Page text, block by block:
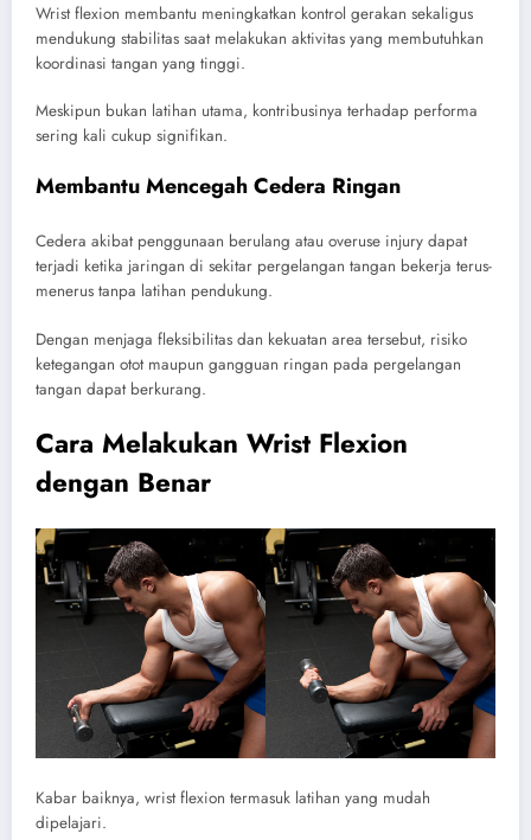
Wrist flexion membantu meningkatkan kontrol gerakan sekaligus
mendukung stabilitas saat melakukan aktivitas yang membutuhkan
koordinasi tangan yang tinggi.
Meskipun bukan latihan utama, kontribusinya terhadap performa
sering kali cukup signifikan.
Membantu Mencegah Cedera Ringan
Cedera akibat penggunaan berulang atau overuse injury dapat
terjadi ketika jaringan di sekitar pergelangan tangan bekerja terus-
menerus tanpa latihan pendukung.
Dengan menjaga fleksibilitas dan kekuatan area tersebut, risiko
ketegangan otot maupun gangguan ringan pada pergelangan
tangan dapat berkurang.
Cara Melakukan Wrist Flexion
dengan Benar
Kabar baiknya, wrist flexion termasuk latihan yang mudah
dipelajari.